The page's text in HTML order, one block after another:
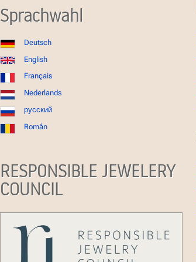
Sprachwahl
Deutsch
English
Français
Nederlands
русский
Român
RESPONSIBLE JEWELERY
COUNCIL